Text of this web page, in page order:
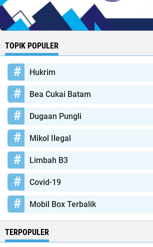
TOPIK POPULER
Hukrim
Bea Cukai Batam
Dugaan Pungli
Mikol Ilegal
Limbah B3
Covid-19
Mobil Box Terbalik
TERPOPULER